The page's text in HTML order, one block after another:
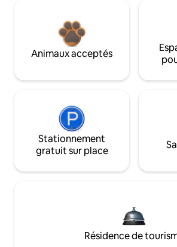
Animaux acceptés
Stationnement
gratuit sur place
Résidence de